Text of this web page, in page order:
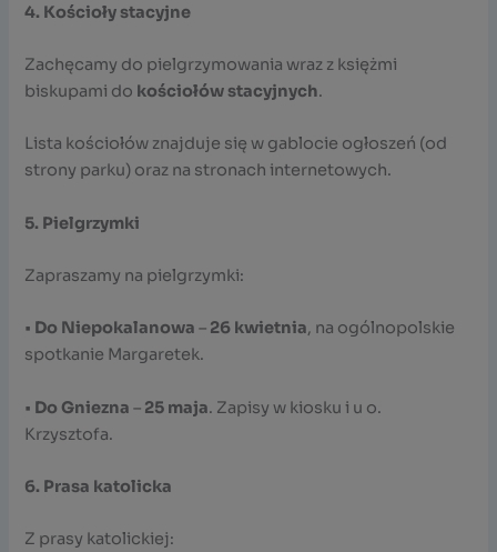
4. Kościoły stacyjne
Zachęcamy do pielgrzymowania wraz z księżmi
biskupami do kościołów stacyjnych.
Lista kościołów znajduje się w gablocie ogłoszeń (od
strony parku) oraz na stronach internetowych.
5. Pielgrzymki
Zapraszamy na pielgrzymki:
• Do Niepokalanowa – 26 kwietnia, na ogólnopolskie
spotkanie Margaretek.
• Do Gniezna – 25 maja. Zapisy w kiosku i u o.
Krzysztofa.
6. Prasa katolicka
Z prasy katolickiej: